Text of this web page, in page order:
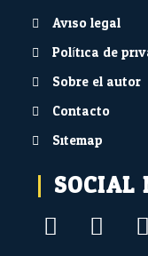
Aviso legal
Política de
Sobre el autor
Contacto
Sitemap
SOCIAL